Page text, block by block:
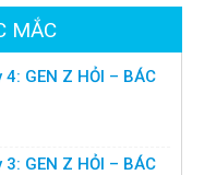
MẮC
GEN Z HỎI – BÁC
GEN Z HỎI – BÁC